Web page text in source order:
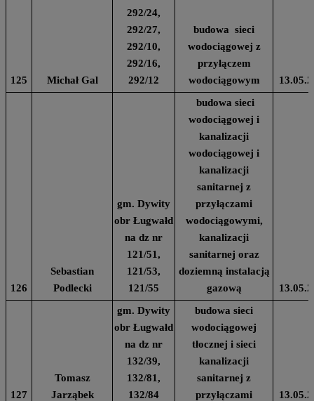
125 Michał Gal
292/24,
292/27,
292/10,
292/16,
292/12
budowa sieci
wodociągowej z
przyłączem
wodociągowym
126
Sebastian
Podlecki
gm. Dywity
obr Ługwałd
na dz nr
121/51,
121/53,
121/55
budowa sieci
wodociągowej i
kanalizacji
wodociągowej i
kanalizacji
sanitarnej z
przyłączami
wodociągowymi,
kanalizacji
sanitarnej oraz
doziemną instalacją
gazową
127
Tomasz
Jarząbek
gm. Dywity
obr Ługwałd
na dz nr
132/39,
132/81,
132/84
budowa sieci
wodociągowej
tłocznej i sieci
kanalizacji
sanitarnej z
przyłączami